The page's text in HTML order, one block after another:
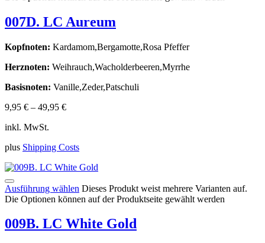
007D. LC Aureum
Kopfnoten: Kardamom,Bergamotte,Rosa Pfeffer
Herznoten: Weihrauch,Wacholderbeeren,Myrrhe
Basisnoten: Vanille,Zeder,Patschuli
9,95 € – 49,95 €
inkl. MwSt.
plus Shipping Costs
Ausführung wählen Dieses Produkt weist mehrere Varianten auf.
Die Optionen können auf der Produktseite gewählt werden
009B. LC White Gold